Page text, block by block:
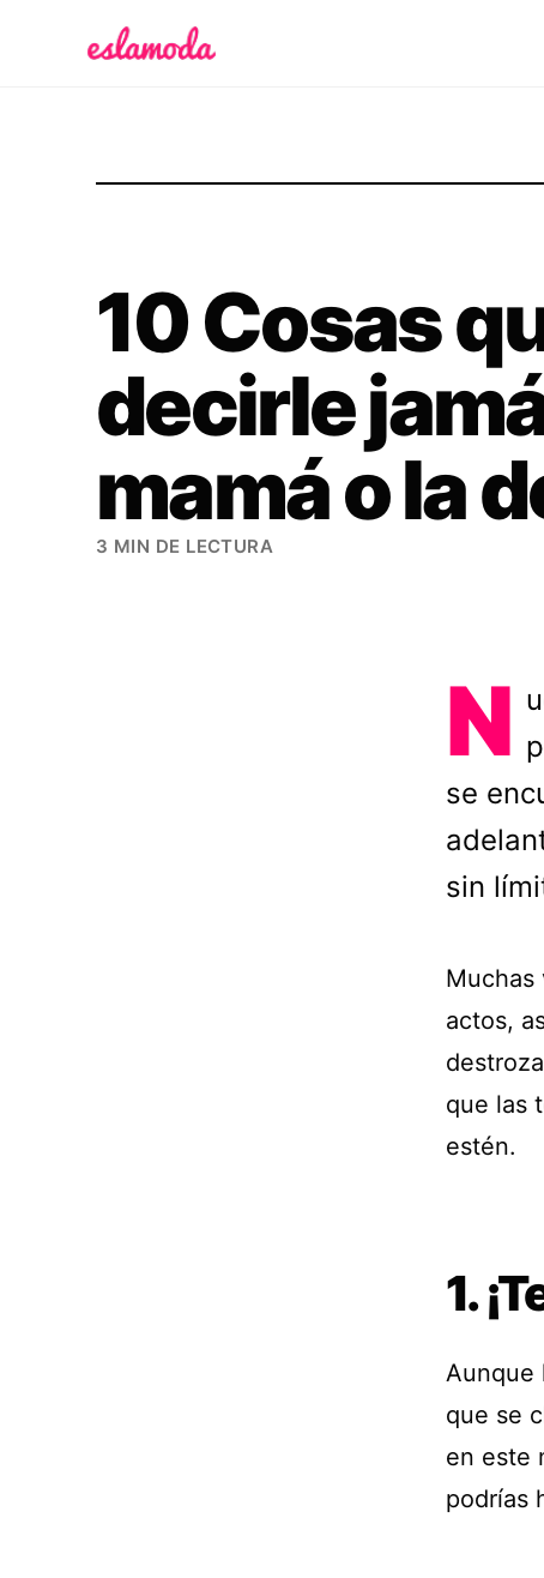
10 Cosas
decirle
mamá o la
3 MIN DE LECTURA
N
se
sin
Muchas
actos,
que las
estén.
1.
Aunque
que se
en este
podrías